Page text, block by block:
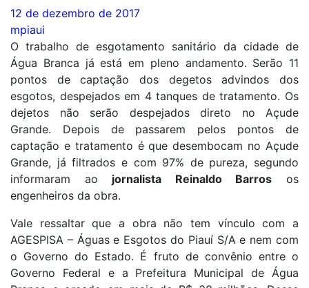
12 de dezembro de 2017
mpiaui
O trabalho de esgotamento sanitário da cidade de
Água Branca já está em pleno andamento. Serão 11
pontos de captação dos degetos advindos dos
esgotos, despejados em 4 tanques de tratamento. Os
dejetos não serão despejados direto no Açude
Grande. Depois de passarem pelos pontos de
captação e tratamento é que desembocam no Açude
Grande, já filtrados e com 97% de pureza, segundo
informaram ao jornalista Reinaldo Barros os
engenheiros da obra.
Vale ressaltar que a obra não tem vínculo com a
AGESPISA – Águas e Esgotos do Piauí S/A e nem com
o Governo do Estado. É fruto de convênio entre o
Governo Federal e a Prefeitura Municipal de Água